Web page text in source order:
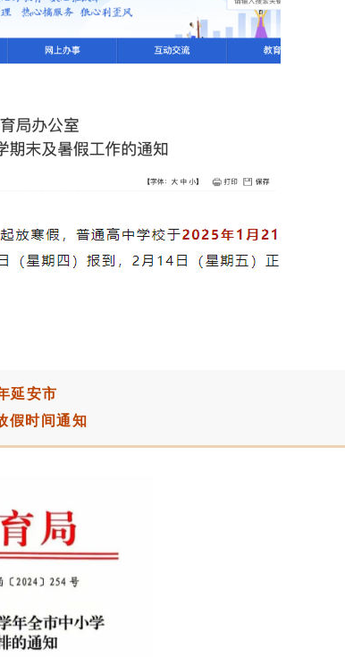
延安市
假时间通知